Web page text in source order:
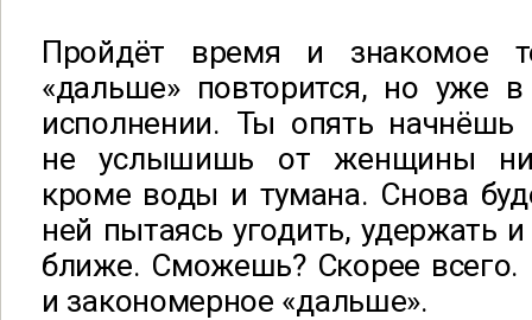
Пройдёт время и знакомое
«дальше» повторится, но уже
исполнении. Ты опять начнёшь
не услышишь от женщины
кроме воды и тумана. Снова
ней пытаясь угодить, удержать
ближе. Сможешь? Скорее
и закономерное «дальше».